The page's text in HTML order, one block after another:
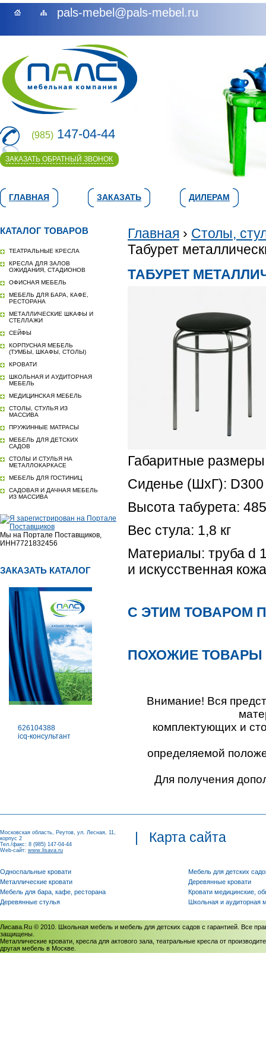
pals-mebel@pals-mebel.ru
(985) 147-04-44
ЗАКАЗАТЬ ОБРАТНЫЙ ЗВОНОК
ГЛАВНАЯ ЗАКАЗАТЬ ДИЛЕРАМ
КАТАЛОГ ТОВАРОВ
ТЕАТРАЛЬНЫЕ КРЕСЛА
КРЕСЛА ДЛЯ ЗАЛОВ
ОЖИДАНИЯ, СТАДИОНОВ
ОФИСНАЯ МЕБЕЛЬ
МЕБЕЛЬ ДЛЯ БАРА, КАФЕ,
РЕСТОРАНА
МЕТАЛЛИЧЕСКИЕ ШКАФЫ И
СТЕЛЛАЖИ
СЕЙФЫ
КОРПУСНАЯ МЕБЕЛЬ
(ТУМБЫ, ШКАФЫ, СТОЛЫ)
КРОВАТИ
ШКОЛЬНАЯ И АУДИТОРНАЯ
МЕБЕЛЬ
МЕДИЦИНСКАЯ МЕБЕЛЬ
СТОЛЫ, СТУЛЬЯ ИЗ
МАССИВА
ПРУЖИННЫЕ МАТРАСЫ
МЕБЕЛЬ ДЛЯ ДЕТСКИХ
САДОВ
СТОЛЫ И СТУЛЬЯ НА
МЕТАЛЛОКАРКАСЕ
МЕБЕЛЬ ДЛЯ ГОСТИНИЦ
САДОВАЯ И ДАЧНАЯ МЕБЕЛЬ
ИЗ МАССИВА
Мы на Портале Поставщиков,
ИНН7721832456
ЗАКАЗАТЬ КАТАЛОГ
626104388
icq-консультант
Главная › Столы,
Табурет
ТАБУРЕТ
Габаритные
Сиденье (ШхГ):
Высота табурета:
Вес стула: 1,8 кг
Материалы: труба d
и искусственная
С ЭТИМ ТОВАРОМ
ПОХОЖИЕ ТОВАРЫ
Внимание! Вся
комплектующих и
определяемой
Для получения
Московская область, Реутов, ул. Лесная, 11,
корпус 2
Тел./факс: 8 (985) 147-04-44
Web-сайт: www.lisava.ru
| Карта сайта
Односпальные кровати
Металлические кровати
Мебель для бара, кафе, ресторана
Деревянные стулья
Мебель для детских
Деревянные кровати
Кровати медицинские,
Школьная и аудиторная
Лисава.Ru © 2010. Школьная мебель и мебель для детских садов с гарантией. Все
защищены.
Металлические кровати, кресла для актового зала, театральные кресла от
другая мебель в Москве.
Политика использования cookies/Соглашение на обработку персональных данных